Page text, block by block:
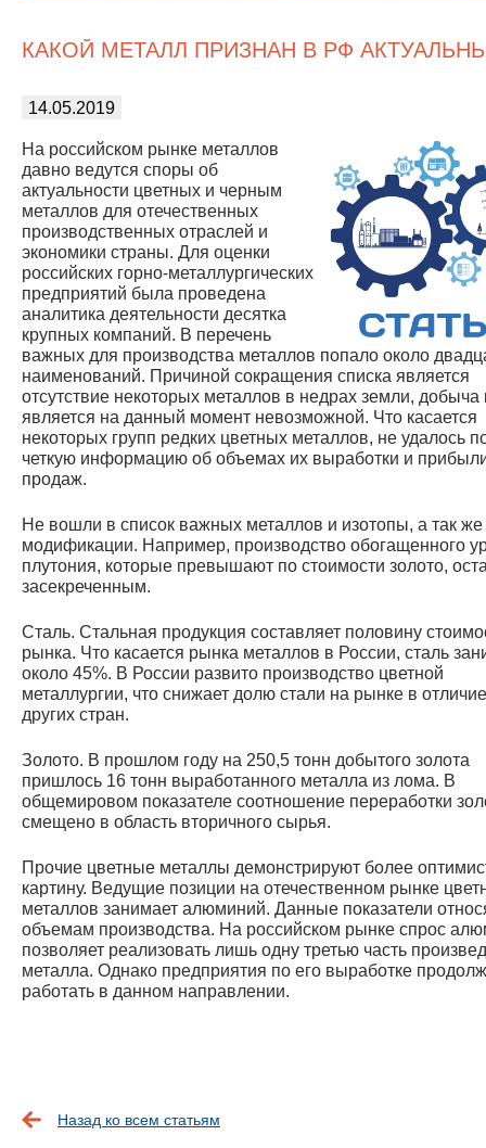
КАКОЙ МЕТАЛЛ ПРИЗНАН В РФ
14.05.2019
На российском рынке металлов
давно ведутся споры об
актуальности цветных и черным
металлов для отечественных
производственных отраслей и
экономики страны. Для оценки
российских горно-металлургических
предприятий была проведена
аналитика деятельности десятка
крупных компаний. В перечень
важных для производства металлов попало около
наименований. Причиной сокращения списка является
отсутствие некоторых металлов в недрах земли, добыча
является на данный момент невозможной. Что касается
некоторых групп редких цветных металлов, не удалось
четкую информацию об объемах их выработки и
продаж.
Не вошли в список важных металлов и изотопы, а так же
модификации. Например, производство обогащенного
плутония, которые превышают по стоимости золото,
засекреченным.
Сталь. Стальная продукция составляет половину
рынка. Что касается рынка металлов в России, сталь
около 45%. В России развито производство цветной
металлургии, что снижает долю стали на рынке в
других стран.
Золото. В прошлом году на 250,5 тонн добытого золота
пришлось 16 тонн выработанного металла из лома. В
общемировом показателе соотношение переработки
смещено в область вторичного сырья.
Прочие цветные металлы демонстрируют более
картину. Ведущие позиции на отечественном рынке
металлов занимает алюминий. Данные показатели
объемам производства. На российском рынке спрос
позволяет реализовать лишь одну третью часть
металла. Однако предприятия по его выработке
работать в данном направлении.
Назад ко всем статьям